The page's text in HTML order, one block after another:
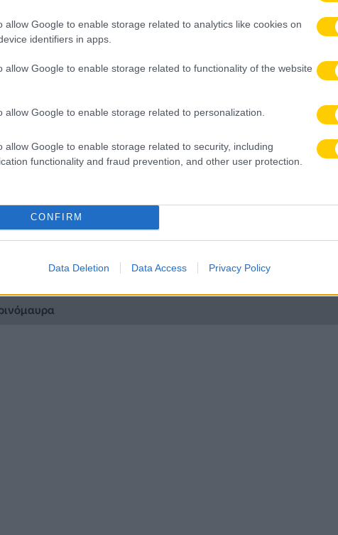
allow Google to enable storage related to analytics like cookies on
identifiers in apps.
allow Google to enable storage related to functionality of the website
allow Google to enable storage related to personalization.
allow Google to enable storage related to security, including
functionality and fraud prevention, and other user protection.
CONFIRM
Data Deletion Data Access Privacy Policy
των οργανωμένων και για το θέμα που έχει προκύψει με τον
προγραμματισμένων έργων που πρόκειται να πραγματοποιηθούν
της οικογένειας μας»
παλέψω για νίκες και τίτλους»
η ΑΕΚ!